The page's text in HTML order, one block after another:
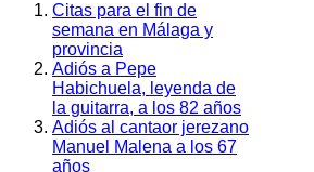
Citas para el fin de
semana en Málaga y
provincia
Adiós a Pepe
Habichuela, leyenda de
la guitarra, a los 82 años
Adiós al cantaor jerezano
Manuel Malena a los 67
años